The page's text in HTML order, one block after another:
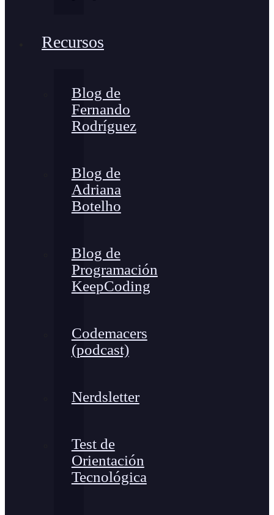
Recursos
Blog de
Fernando
Rodríguez
Blog de
Adriana
Botelho
Blog de
Programación
KeepCoding
Codemacers
(podcast)
Nerdsletter
Test de
Orientación
Tecnológica